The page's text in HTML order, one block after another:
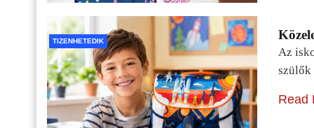
TIZENHETEDIK
Az
szülők
Read